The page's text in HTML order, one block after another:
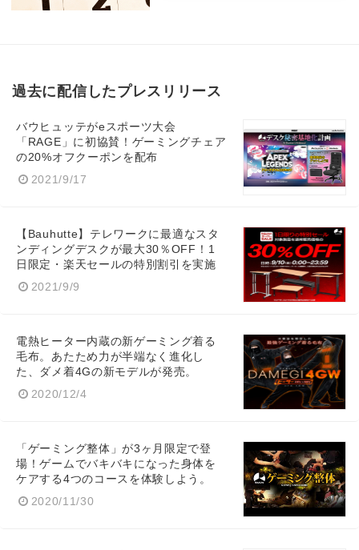
過去に配信したプレスリリース
バウヒュッテがeスポーツ大会
「RAGE」に初協賛！ゲーミングチェア
の20%オフクーポンを配布
2021/9/17
【Bauhutte】テレワークに最適なスタ
ンディングデスクが最大30％OFF！1
日限定・楽天セールの特別割引を実施
2021/9/9
電熱ヒーター内蔵の新ゲーミング着る
毛布。あたため力が半端なく進化し
た、ダメ着4Gの新モデルが発売。
2020/12/4
「ゲーミング整体」が3ヶ月限定で登
場！ゲームでバキバキになった身体を
ケアする4つのコースを体験しよう。
2020/11/30